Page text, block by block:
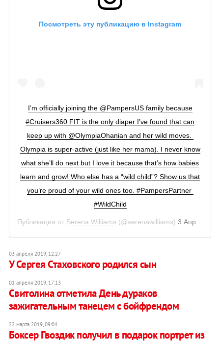
Посмотреть эту публикацию в Instagram
I’m officially joining the @PampersUS family because
#Cruisers360 FIT is the only diaper I’ve found that can
keep up with @OlympiaOhanian and her wild moves.
Olympia is super-active (just like her mama). I never know
what she’ll do next but I love it because that’s how babies
learn and grow! Who else has a “wild child”? Show us that
you’re proud of your wild ones too. #PampersPartner
#WildChild
Публикация от Serena Williams (@serenawilliams) 3 Апр 2019 в 6:39 PDT
03 апреля 2019, 12:27
У Сергея Стаховского родился сын
01 апреля 2019, 17:13
Свитолина отметила День дураков
зажигательным танецем с бойфрендом
22 марта 2019, 09:04
Боксер Гвоздик получил в подарок портрет из